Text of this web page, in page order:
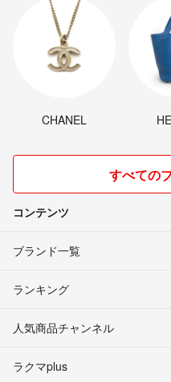
CHANEL
すべての
コンテンツ
ブランド一覧
ランキング
人気商品チャンネル
ラクマplus